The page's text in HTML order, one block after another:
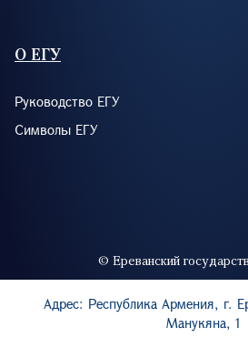
О ЕГУ
Руководство ЕГУ
Символы ЕГУ
© Ереванский
Адрес: Республика Армения, г.
Манукяна, 1